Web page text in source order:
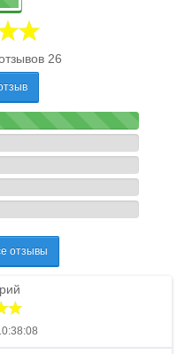
26
отзывы